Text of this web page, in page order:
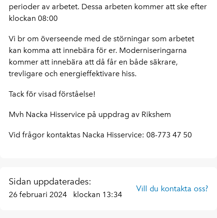
perioder av arbetet. Dessa arbeten kommer att ske efter
klockan 08:00
Vi br om överseende med de störningar som arbetet
kan komma att innebära för er. Moderniseringarna
kommer att innebära att då får en både säkrare,
trevligare och energieffektivare hiss.
Tack för visad förståelse!
Mvh Nacka Hisservice på uppdrag av Rikshem
Vid frågor kontaktas Nacka Hisservice: 08-773 47 50
Sidan uppdaterades:
26 februari 2024 klockan 13:34
Vill du kontakta oss?